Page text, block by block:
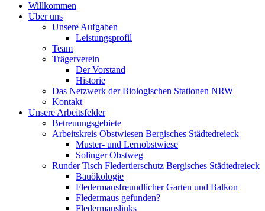
Willkommen
Über uns
Unsere Aufgaben
Leistungsprofil
Team
Trägerverein
Der Vorstand
Historie
Das Netzwerk der Biologischen Stationen NRW
Kontakt
Unsere Arbeitsfelder
Betreuungsgebiete
Arbeitskreis Obstwiesen Bergisches Städtedreieck
Muster- und Lernobstwiese
Solinger Obstweg
Runder Tisch Fledertierschutz Bergisches Städtedreieck
Bauökologie
Fledermausfreundlicher Garten und Balkon
Fledermaus gefunden?
Fledermauslinks